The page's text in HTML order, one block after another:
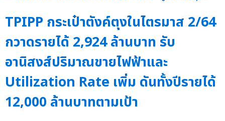
TPIPP กระเป๋าตังค์ตุงในไตรมาส 2/64
กวาดรายได้ 2,924 ล้านบาท รับ
อานิสงส์ปริมาณขายไฟฟ้าและ
Utilization Rate เพิ่ม ดันทั้งปีรายได้
12,000 ล้านบาทตามเป้า